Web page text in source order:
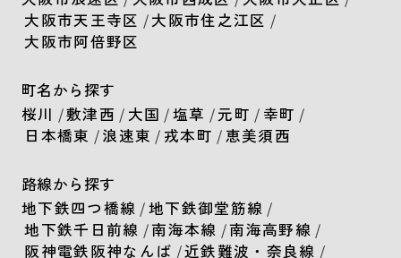
大阪市天王寺区 /大阪市住之江区 /
大阪市阿倍野区
町名から探す
桜川 /敷津西 / 大国 /塩草 /元町 / 幸町 /
日本橋東 /浪速東 / 戎本町 /恵美須西
路線から探す
地下鉄四つ橋線 /地下鉄御堂筋線 /
地下鉄千日前線 /南海本線 /南海高野線 /
阪神電鉄阪神なんば /近鉄難波・奈良線 /